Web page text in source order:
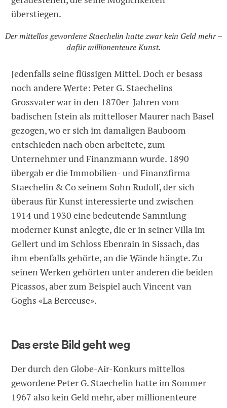
überstiegen.
Der mittellos gewordene Staechelin hatte zwar kein Geld mehr –
dafür millionenteure Kunst.
Jedenfalls seine flüssigen Mittel. Doch er besass
noch andere Werte: Peter G. Staechelins
Grossvater war in den 1870er-Jahren vom
badischen Istein als mittelloser Maurer nach Basel
gezogen, wo er sich im damaligen Bauboom
entschieden nach oben arbeitete, zum
Unternehmer und Finanzmann wurde. 1890
übergab er die Immobilien- und Finanzfirma
Staechelin & Co seinem Sohn Rudolf, der sich
überaus für Kunst interessierte und zwischen
1914 und 1930 eine bedeutende Sammlung
moderner Kunst anlegte, die er in seiner Villa im
Gellert und im Schloss Ebenrain in Sissach, das
ihm ebenfalls gehörte, an die Wände hängte. Zu
seinen Werken gehörten unter anderen die beiden
Picassos, aber zum Beispiel auch Vincent van
Goghs «La Berceuse».
Das erste Bild geht weg
Der durch den Globe-Air-Konkurs mittellos
gewordene Peter G. Staechelin hatte im Sommer
1967 also kein Geld mehr, aber millionenteure